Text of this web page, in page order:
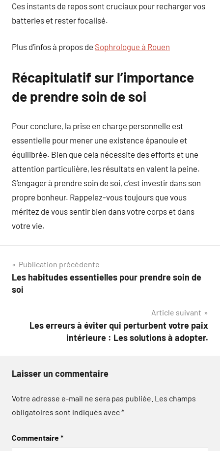
Ces instants de repos sont cruciaux pour recharger vos
batteries et rester focalisé.
Plus d’infos à propos de Sophrologue à Rouen
Récapitulatif sur l’importance
de prendre soin de soi
Pour conclure, la prise en charge personnelle est
essentielle pour mener une existence épanouie et
équilibrée. Bien que cela nécessite des efforts et une
attention particulière, les résultats en valent la peine.
S’engager à prendre soin de soi, c’est investir dans son
propre bonheur. Rappelez-vous toujours que vous
méritez de vous sentir bien dans votre corps et dans
votre vie.
Navigation
de
Publication précédente
Les habitudes essentielles pour prendre soin de
soi
Article suivant
Les erreurs à éviter qui perturbent votre paix
intérieure : Les solutions à adopter.
Laisser un commentaire
Votre adresse e-mail ne sera pas publiée. Les champs
obligatoires sont indiqués avec*
Commentaire*